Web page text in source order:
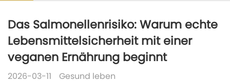
Das Salmonellenrisiko: Warum echte
Lebensmittelsicherheit mit einer
veganen Ernährung beginnt
2026-03-11 Gesund leben